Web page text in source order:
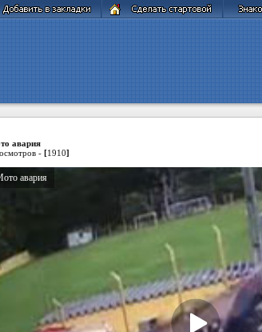
авария
- [1910]
авария